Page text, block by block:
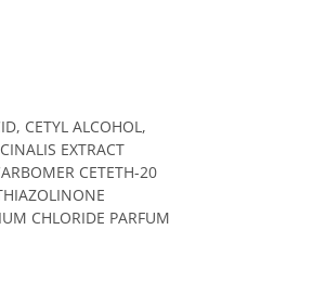
CETYL ALCOHOL,
EXTRACT
CETETH-20
CHLORIDE PARFUM